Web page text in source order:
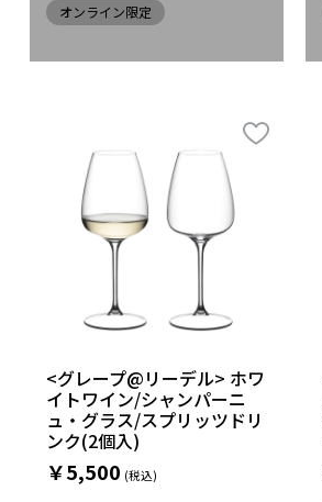
オンライン限定
<グレープ@リーデル> ホワ
イトワイン/シャンパーニ
ュ・グラス/スプリッツドリ
ンク(2個入)
￥5,500